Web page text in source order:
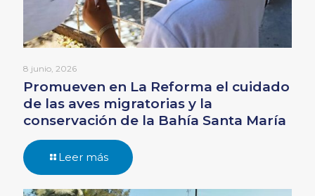
8 junio, 2026
Promueven en La Reforma el cuidado
de las aves migratorias y la
conservación de la Bahía Santa María
Leer más